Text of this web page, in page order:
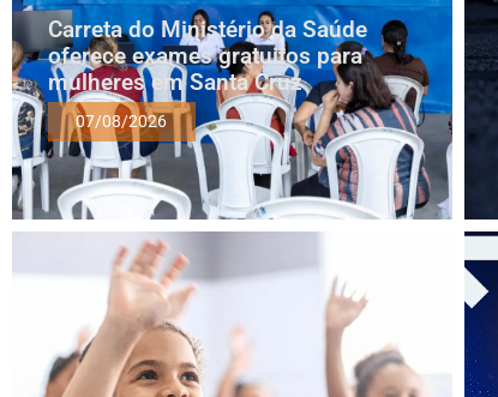
Carreta do Ministério da Saúde
oferece exames gratuitos para
mulheres em Santa Cruz
07/08/2026